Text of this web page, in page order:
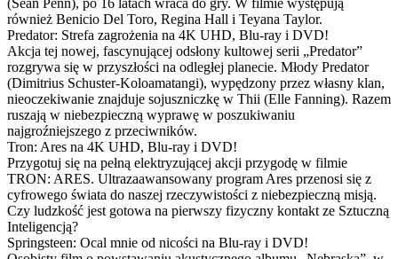
(Sean Penn), po 16 latach wraca do gry. W filmie występują
również Benicio Del Toro, Regina Hall i Teyana Taylor.
Predator: Strefa zagrożenia na 4K UHD, Blu-ray i DVD!
Akcja tej nowej, fascynującej odsłony kultowej serii „Predator”
rozgrywa się w przyszłości na odległej planecie. Młody Predator
(Dimitrius Schuster-Koloamatangi), wypędzony przez własny klan,
nieoczekiwanie znajduje sojuszniczkę w Thii (Elle Fanning). Razem
ruszają w niebezpieczną wyprawę w poszukiwaniu
najgroźniejszego z przeciwników.
Tron: Ares na 4K UHD, Blu-ray i DVD!
Przygotuj się na pełną elektryzującej akcji przygodę w filmie
TRON: ARES. Ultrazaawansowany program Ares przenosi się z
cyfrowego świata do naszej rzeczywistości z niebezpieczną misją.
Czy ludzkość jest gotowa na pierwszy fizyczny kontakt ze Sztuczną
Inteligencją?
Springsteen: Ocal mnie od nicości na Blu-ray i DVD!